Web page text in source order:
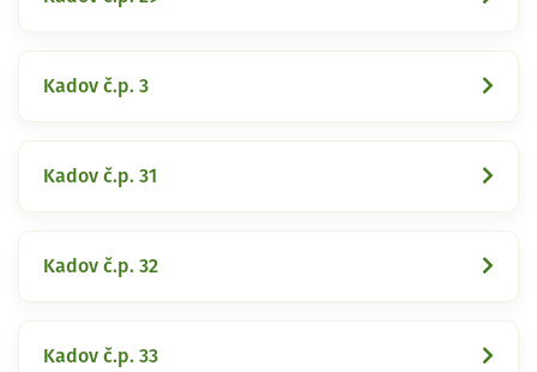
Kadov č.p. 3
Kadov č.p. 31
Kadov č.p. 32
Kadov č.p. 33